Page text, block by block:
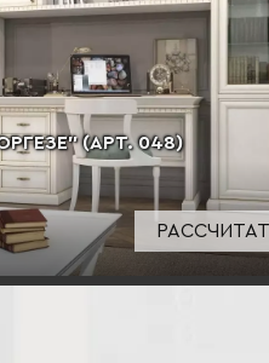
(АРТ. 048)